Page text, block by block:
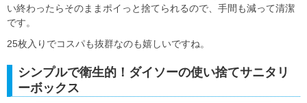
い終わったらそのままポイっと捨てられるので、手間も減って清潔
です。
25枚入りでコスパも抜群なのも嬉しいですね。
シンプルで衛生的！ダイソーの使い捨てサニタリ
ーボックス